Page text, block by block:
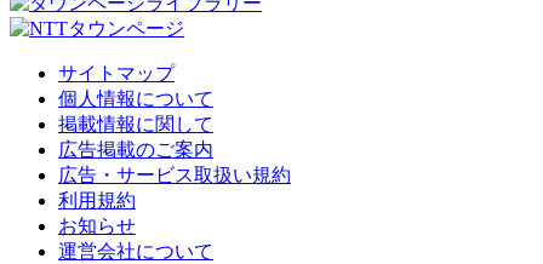
サイトマップ
個人情報について
掲載情報に関して
広告掲載のご案内
広告・サービス取扱い規約
利用規約
お知らせ
運営会社について